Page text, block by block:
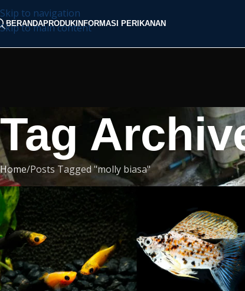
Skip to navigation
Skip to main content
BERANDAPRODUK INFORMASI PERIKANAN
Tag
Home Posts Tagged "molly biasa"